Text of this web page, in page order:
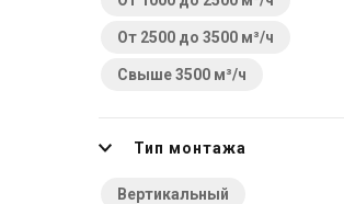
От 10 до 45
От 2500 до 3500 м³/ч
Свыше 3500 м³/ч
Тип монтажа
Вертикальный